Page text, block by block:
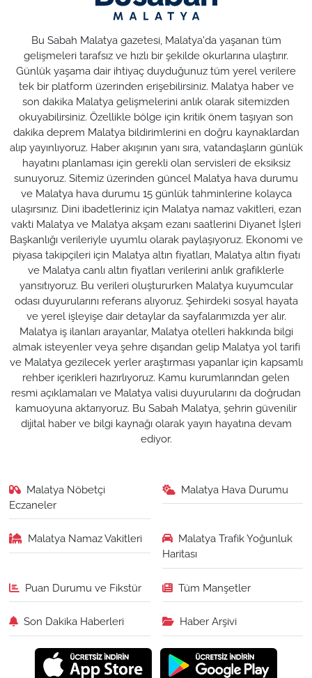
Bu Sabah Malatya gazetesi, Malatya'da yaşanan tüm
gelişmeleri tarafsız ve hızlı bir şekilde okurlarına ulaştırır.
Günlük yaşama dair ihtiyaç duyduğunuz tüm yerel verilere
tek bir platform üzerinden erişebilirsiniz. Malatya haber ve
son dakika Malatya gelişmelerini anlık olarak sitemizden
okuyabilirsiniz. Özellikle bölge için kritik önem taşıyan son
dakika deprem Malatya bildirimlerini en doğru kaynaklardan
alıp yayınlıyoruz. Haber akışının yanı sıra, vatandaşların günlük
hayatını planlaması için gerekli olan servisleri de eksiksiz
sunuyoruz. Sitemiz üzerinden güncel Malatya hava durumu
ve Malatya hava durumu 15 günlük tahminlerine kolayca
ulaşırsınız. Dini ibadetleriniz için Malatya namaz vakitleri, ezan
vakti Malatya ve Malatya akşam ezanı saatlerini Diyanet İşleri
Başkanlığı verileriyle uyumlu olarak paylaşıyoruz. Ekonomi ve
piyasa takipçileri için Malatya altın fiyatları, Malatya altın fiyatı
ve Malatya canlı altın fiyatları verilerini anlık grafiklerle
yansıtıyoruz. Bu verileri oluştururken Malatya kuyumcular
odası duyurularını referans alıyoruz. Şehirdeki sosyal hayata
ve yerel işleyişe dair detaylar da sayfalarımızda yer alır.
Malatya iş ilanları arayanlar, Malatya otelleri hakkında bilgi
almak isteyenler veya şehre dışarıdan gelip Malatya yol tarifi
ve Malatya gezilecek yerler araştırması yapanlar için kapsamlı
rehber içerikleri hazırlıyoruz. Kamu kurumlarından gelen
resmi açıklamaları ve Malatya valisi duyurularını da doğrudan
kamuoyuna aktarıyoruz. Bu Sabah Malatya, şehrin güvenilir
dijital haber ve bilgi kaynağı olarak yayın hayatına devam
ediyor.
Malatya Nöbetçi
Eczaneler
Malatya Hava Durumu
Malatya Namaz Vakitleri
Malatya Trafik Yoğunluk
Haritası
Puan Durumu ve Fikstür Tüm Manşetler
Son Dakika Haberleri Haber Arşivi